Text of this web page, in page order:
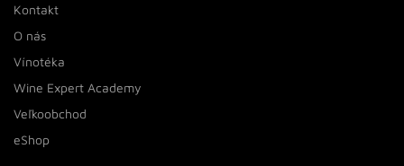
Kontakt
O nás
Vínotéka
Wine Expert Academy
Veľkoobchod
eShop